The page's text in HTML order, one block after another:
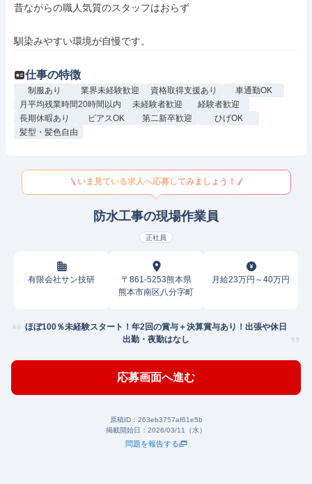
昔ながらの職人気質のスタッフはおらず
馴染みやすい環境が自慢です。
仕事の特徴
制服あり 業界未経験歓迎 資格取得支援あり
車通勤OK
月平均残業時間20時間以内
未経験者歓迎
経験者歓迎
長期休暇あり
ピアスOK 第二新卒歓迎
ひげOK
髪型・髪色自由
いま見ている求人へ応募してみましょう！
防水工事の現場作業員
正社員
有限会社サン技研
〒861-5253熊本県
熊本市南区八分字町
月給23万円～40万円
ほぼ100％未経験スタート！年2回の賞与＋決算賞与あり！出張や休日
出勤・夜勤はなし
応募画面へ進む
原稿ID： 263eb3757af61e5b
掲載開始日： 2026/03/11（水）
問題を報告する